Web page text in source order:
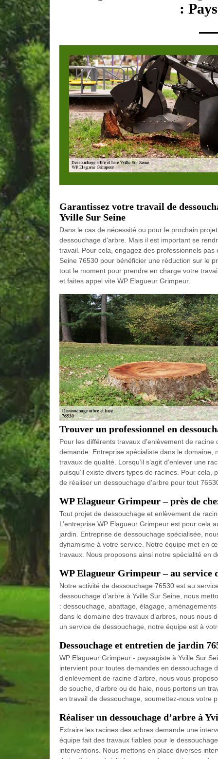
:
Garantissez votre travail de
Yville Sur Seine
Dans le cas de nécessité ou pour le prochain
dessouchage d'arbre. Mais il est important se
travail. Pour cela, engagez des professionnels
Seine 76530 pour bénéficier une réduction sur le
tout le moment pour prendre en charge votre
et faites appel vite WP Elagueur Grimpeur.
Trouver un professionnel en
Pour les différents travaux d’enlèvement de
demande. Entreprise spécialiste dans le domaine,
travaux de qualité. Lorsqu’il s’agit d’enlever une
puisqu’il existe divers types de racines. Pour cela,
de réaliser un dessouchage d’arbre pour tout
WP Elagueur Grimpeur – près de
Tout projet de dessouchage et enlèvement de
L’entreprise WP Elagueur Grimpeur est pour cela
jardin. Entreprise de dessouchage spécialisée,
dynamisme à votre service. Notre équipe met en
travaux. Nous proposons ainsi notre spécialité en
WP Elagueur Grimpeur – au service
Notre activité de dessouchage 76530 est au
dessouchage d’arbre à Yville Sur Seine, nous
: dessouchage, abattage, élagage,
dans le domaine des travaux d’arbres, nous nous
un service de dessouchage, notre équipe est à
Dessouchage et entretien de jardin
WP Elagueur Grimpeur - paysagiste à Yville Sur
intervient pour toutes demandes en dessouchage
d’enlèvement de racine d’arbre, nous vous
de souche, d’arbre ou de haie, nous portons un
en travail de dessouchage, soumettez-nous votre
Réaliser un dessouchage d’arbre à
Extraire les racines des arbres demande une
équipe fait des travaux fiables pour le
interventions. Nous mettons en place diverses